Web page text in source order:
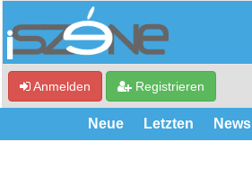
Anmelden Registrieren
Neue Letzten News